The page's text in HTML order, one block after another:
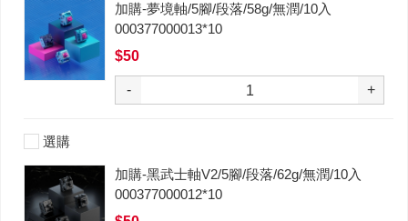
加購-夢境軸/5腳/段落/58g/無潤/10入
000377000013*10
$50
- +
選購
加購-黑武士軸V2/5腳/段落/62g/無潤/10入
000377000012*10